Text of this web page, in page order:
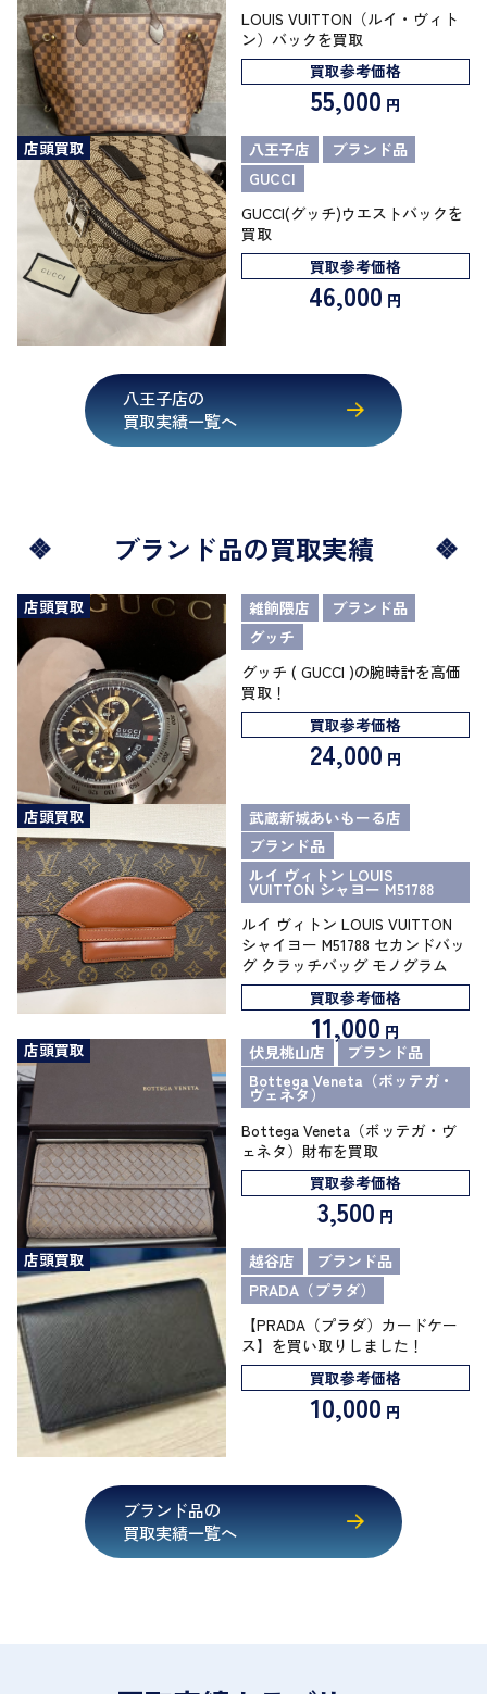
LOUIS VUITTON（ルイ・ヴィト
ン）バックを買取
買取参考価格
55,000 円
店頭買取
八王子店
ブランド品
GUCCI
GUCCI(グッチ)ウエストバックを
買取
買取参考価格
46,000 円
八王子店の
買取実績一覧へ
ブランド品の買取実績
店頭買取 雑餉隈店
ブランド品
グッチ
グッチ ( GUCCI )の腕時計を高価
買取！
買取参考価格
24,000 円
店頭買取
武蔵新城あいもーる店
ブランド品
ルイ ヴィトン LOUIS
VUITTON シャヨー M51788
ルイ ヴィトン LOUIS VUITTON
シャイヨー M51788 セカンドバッ
グ クラッチバッグ モノグラム
買取参考価格
11,000 円
店頭買取
伏見桃山店
ブランド品
Bottega Veneta（ボッテガ・
ヴェネタ）
Bottega Veneta（ボッテガ・ヴ
ェネタ）財布を買取
買取参考価格
3,500 円
店頭買取
越谷店
ブランド品
PRADA（プラダ）
【PRADA（プラダ）カードケー
ス】を買い取りしました！
買取参考価格
10,000 円
ブランド品の
買取実績一覧へ